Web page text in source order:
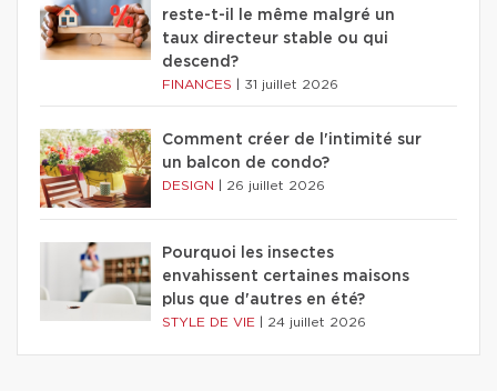
reste-t-il le même malgré un
taux directeur stable ou qui
descend?
FINANCES 31 juillet 2026
Comment créer de l'intimité sur
un balcon de condo?
DESIGN 26 juillet 2026
Pourquoi les insectes
envahissent certaines maisons
plus que d'autres en été?
STYLE DE VIE 24 juillet 2026